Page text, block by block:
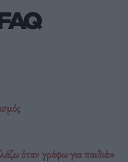
όταν γράφω για παιδιά»